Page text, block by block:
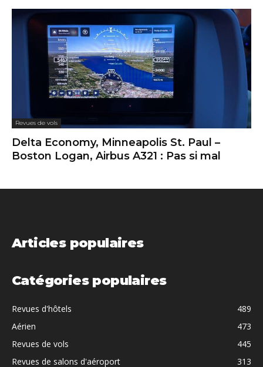
Revues de vols
Delta Economy, Minneapolis St. Paul –
Boston Logan, Airbus A321 : Pas si mal
Articles populaires
Catégories populaires
Revues d'hôtels
489
Aérien
473
Revues de vols
445
Revues de salons d'aéroport
313